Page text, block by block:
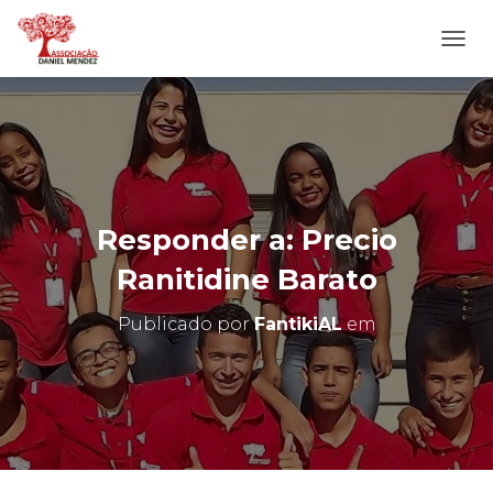
L
T
E
R
N
A
N
A
E
G
O
Responder a: Precio
Ranitidine Barato
Publicado porFantikiALem